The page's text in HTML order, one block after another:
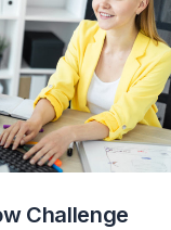
Challenge